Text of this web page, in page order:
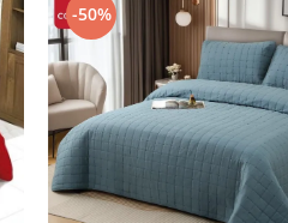
-50%